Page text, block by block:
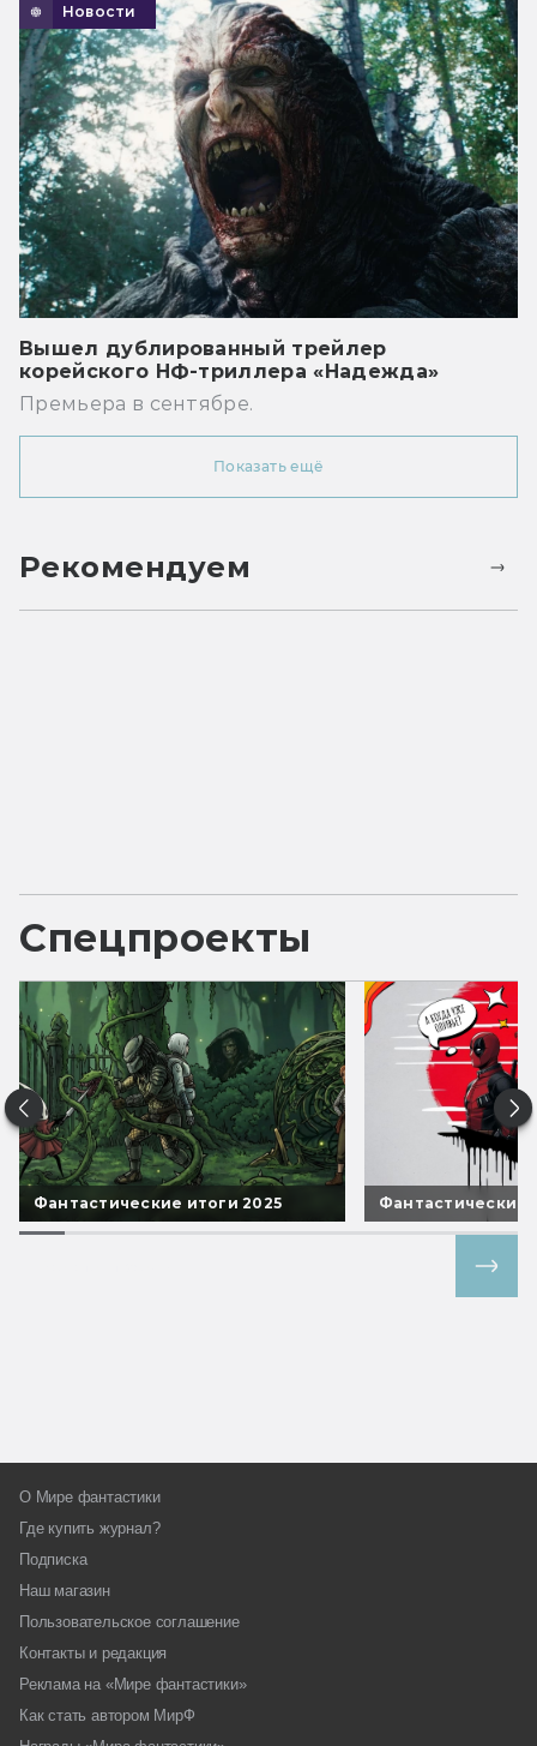
Новости
Вышел дублированный трейлер
корейского НФ-триллера «Надежда»
Премьера в сентябре.
Показать ещё
Рекомендуем
Спецпроекты
Фантастические итоги 2025 Фантастические
О Мире фантастики
Где купить журнал?
Подписка
Наш магазин
Пользовательское соглашение
Контакты и редакция
Реклама на «Мире фантастики»
Как стать автором МирФ